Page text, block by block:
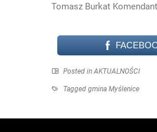
Tomasz Burkat
Posted in AKTUALNOŚCI
Tagged gmina Myślenice